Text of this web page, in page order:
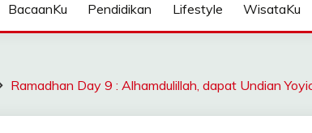
BacaanKu Pendidikan Lifestyle WisataKu
Ramadhan Day 9 : Alhamdulillah, dapat Undian